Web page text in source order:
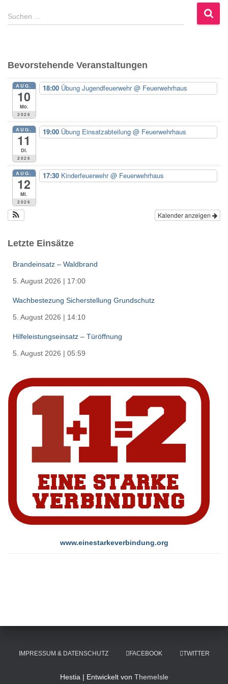
S
u
n
n
:
Suchen …
Bevorstehende Veranstaltungen
AUG.
10
Mo.
2026
18:00 Übung Jugendfeuerwehr@ Feuerwehrhaus
AUG.
11
Di.
2026
19:00 Übung Einsatzabteilung @ Feuerwehrhaus
AUG.
12
Mi.
2026
17:30 Kinderfeuerwehr@ Feuerwehrhaus
Kalender anzeigen
Letzte Einsätze
Brandeinsatz – Waldbrand
5. August 2026 | 17:00
Wachbestezung Sicherstellung Grundschutz
5. August 2026 | 14:10
Hilfeleistungseinsatz – Türöffnung
5. August 2026 | 05:59
www.einestarkeverbindung.org
IMPRESSUM & DATENSCHUTZ FACEBOOK TWITTER
Hestia | Entwickelt von ThemeIsle